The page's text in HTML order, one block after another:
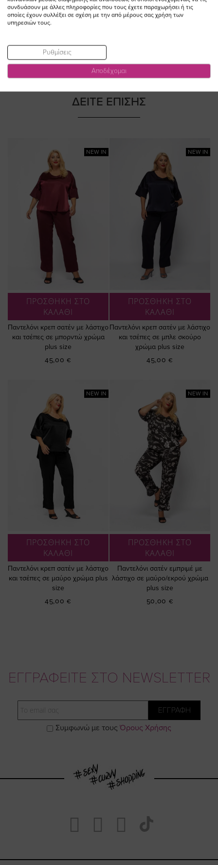
(-30%)
Τιμή
NEW IN
ΠΡΟΣΘΗΚΗ ΣΤΟ
ΚΑΛΑΘΙ
Παντελόνι κρεπ σατέν με λάστιχο
και τσέπες σε μπορντώ χρώμα
plus size
45,00 €
NEW IN
ΠΡΟΣΘΗΚΗ ΣΤΟ
ΚΑΛΑΘΙ
Παντελόνι κρεπ σατέν με λάστιχο
και τσέπες σε μπλε σκούρο
χρώμα plus size
45,00 €
NEW IN
ΠΡΟΣΘΗΚΗ ΣΤΟ
ΚΑΛΑΘΙ
Παντελόνι κρεπ σατέν με λάστιχο
και τσέπες σε μαύρο χρώμα plus
size
45,00 €
NEW IN
ΠΡΟΣΘΗΚΗ ΣΤΟ
ΚΑΛΑΘΙ
Παντελόνι σατέν εμπριμέ με
λάστιχο σε μαύρο/εκρού χρώμα
plus size
50,00 €
ΔΕΙΤΕ ΕΠΙΣΗΣ
ΕΓΓΡΑΦΕΙΤΕ ΣΤΟ NEWSLETTER
ΕΓΓΡΑΦΗ
Συμφωνώ με τους Όρους Χρήσης
Visit
https://
Visit
https://
Visit
https://
our
συνδυάσουν με άλλες πληροφορίες που τους έχετε παραχωρήσει ή τις
οποίες έχουν συλλέξει σε σχέση με την από μέρους σας χρήση των
υπηρεσιών τους.
Ρυθμίσεις
Αποδέχομαι